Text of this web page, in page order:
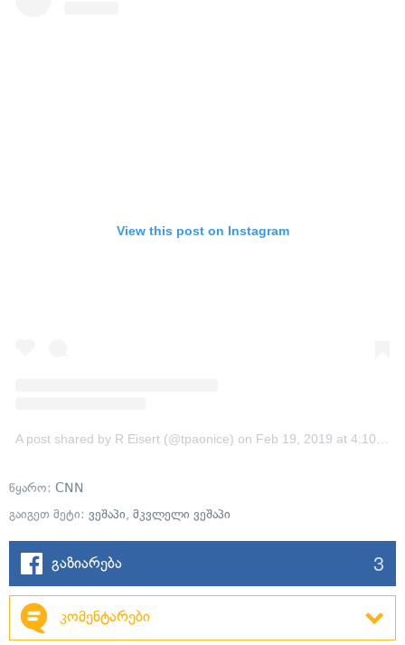
View this post on Instagram
A post shared by R Eisert (@tpaonice) on Feb 19, 2019 at 4:10pm PST
წყარო: CNN
გაიგეთ მეტი: ვეშაპი, მკვლელი ვეშაპი
გაზიარება 3
კომენტარები